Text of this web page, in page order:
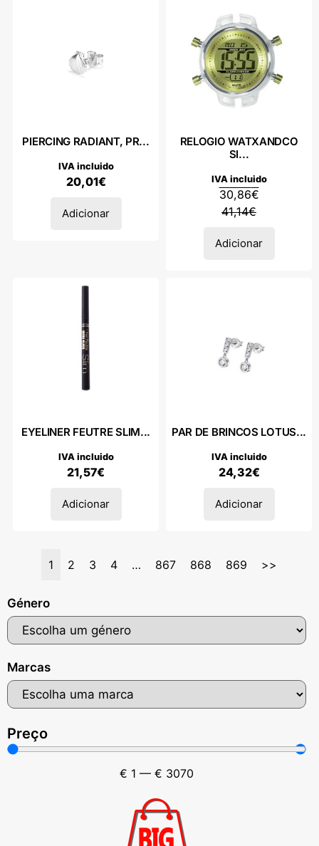
Género
Marcas
Preço
€ 1 — € 3070
PIERCING RADIANT, PR...
20,01€
IVA incluido
Adicionar
RELOGIO WATXANDCO
SI...
41,14€
30,86€
IVA incluido
Adicionar
EYELINER FEUTRE SLIM...
21,57€
IVA incluido
Adicionar
PAR DE BRINCOS LOTUS...
24,32€
IVA incluido
Adicionar
1 2 3 4 … 867 868 869 >>